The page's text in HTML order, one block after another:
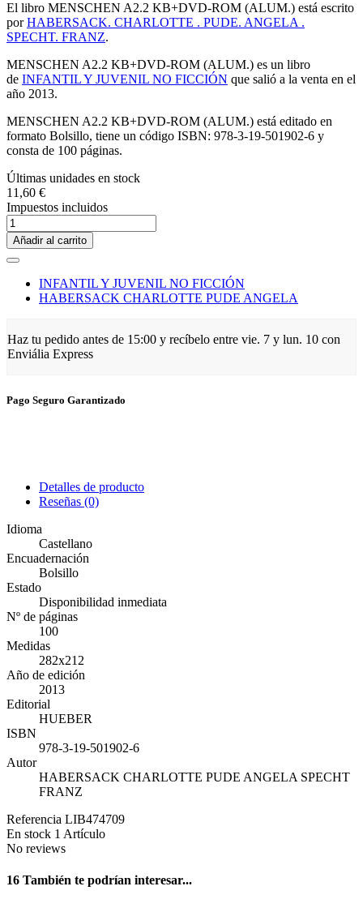
El libro MENSCHEN A2.2 KB+DVD-ROM (ALUM.) está escrito
porHABERSACK. CHARLOTTE . PUDE. ANGELA .
SPECHT. FRANZ.
MENSCHEN A2.2 KB+DVD-ROM (ALUM.) es un libro
de INFANTIL Y JUVENIL NO FICCIÓN que salió a la venta en el
año 2013.
MENSCHEN A2.2 KB+DVD-ROM (ALUM.) está editado en
formato Bolsillo, tiene un código ISBN: 978-3-19-501902-6 y
consta de 100 páginas.
Últimas unidades en stock
11,60 €
Impuestos incluidos
Añadir al carrito
INFANTIL Y JUVENIL NO FICCIÓN
HABERSACK CHARLOTTE PUDE ANGELA
Haz tu pedido antes de 15:00 y recíbelo entre vie. 7 y lun. 10 con
Enviália Express
Pago Seguro Garantizado
Detalles de producto
Reseñas (0)
Idioma
Castellano
Encuadernación
Bolsillo
Estado
Disponibilidad inmediata
Nº de páginas
100
Medidas
282x212
Año de edición
2013
Editorial
HUEBER
ISBN
978-3-19-501902-6
Autor
HABERSACK CHARLOTTE PUDE ANGELA SPECHT
FRANZ
Referencia LIB474709
En stock 1 Artículo
No reviews
16 También te podrían interesar...